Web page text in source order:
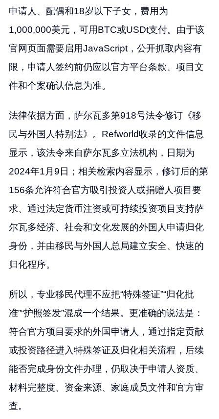
申请人、配偶和18岁以下子女，费用为
1,000,000美元，可用BTC或USDt支付。由于该
官网页面需要启用JavaScript，公开抓取内容有
限，申请人签约前仍应以官方平台条款、项目文
件和个案确认信息为准。
法律依据方面，萨尔瓦多第918号法令修订《移
民与外国人特别法》。Refworld收录的文件信息
显示，该法令来自萨尔瓦多立法机构，日期为
2024年1月9日；相关检索内容显示，修订后的第
156条允许符合官方吸引投资人或捐赠人项目要
求、通过法定货币注资或可持续投资项目支持萨
尔瓦多经济、社会和文化发展的外国人申请归化
身份，并由移民与外国人总局建立安全、快速的
归化程序。
所以，专业移民代理不应把“特殊签证”“归化批
准”“护照签发”混成一个结果。更准确的说法是：
符合官方项目要求的外国申请人，通过指定贡献
或投资路径进入特殊签证及归化相关流程，后续
能否完成身份文件办理，仍取决于申请人资质、
材料完整度、资金来源、家庭成员文件和官方审
查。